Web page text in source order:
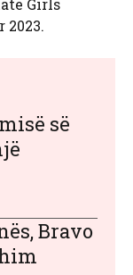
Girls
2023.
së
Bravo